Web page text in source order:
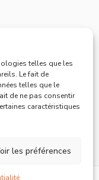
telles que les
Le fait de
telles que le
de ne pas consentir
caractéristiques
les préférences
Vente